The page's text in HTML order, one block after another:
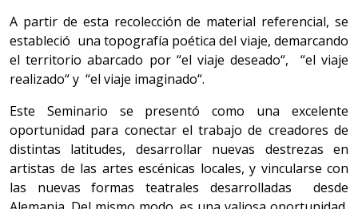
A partir de esta recolección de material referencial, se
estableció una topografía poética del viaje, demarcando
el territorio abarcado por “el viaje deseado“, “el viaje
realizado“ y “el viaje imaginado“.
Este Seminario se presentó como una excelente
oportunidad para conectar el trabajo de creadores de
distintas latitudes, desarrollar nuevas destrezas en
artistas de las artes escénicas locales, y vincularse con
las nuevas formas teatrales desarrolladas desde